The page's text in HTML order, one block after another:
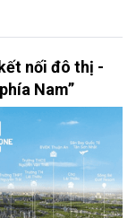
nối đô thị -
Nam”